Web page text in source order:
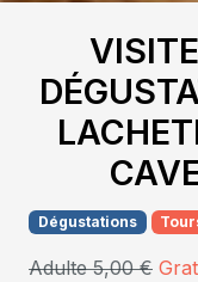
Dégustations
Adulte 5,00 €